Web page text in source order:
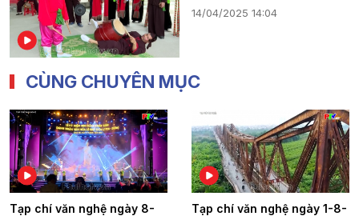
14/04/2025 14:04
CÙNG CHUYÊN MỤC
Tạp chí văn nghệ ngày 8-
Tạp chí văn nghệ ngày 1-8-